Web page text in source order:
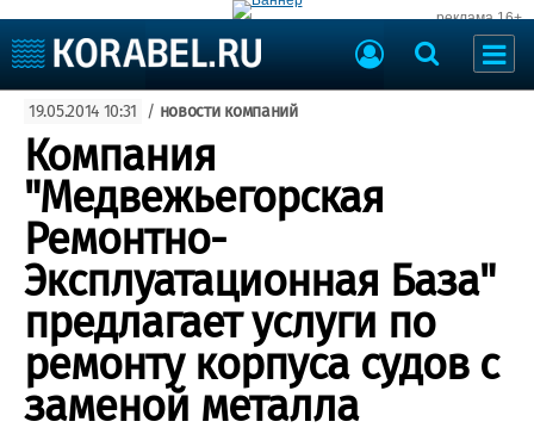
реклама 16+
Судоходство
Судоремонт
События
Пресс-релизы
Порты
Рыболовство
ВМФ
Образование
Яхты и катера
Еще
Судостроение
Пульс
Новости
Торговая площадка
Доска объявлений
Продажа флота
19.05.2014 10:31 / новости компаний
Компания
"Медвежьегорская
Ремонтно-
Эксплуатационная База"
предлагает услуги по
ремонту корпуса судов с
заменой металла